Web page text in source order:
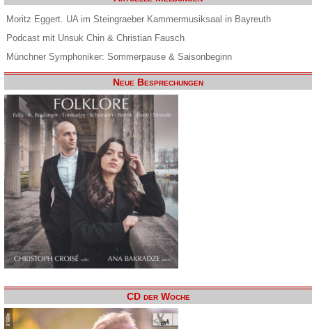
Moritz Eggert. UA im Steingraeber Kammermusiksaal in Bayreuth
Podcast mit Unsuk Chin & Christian Fausch
Münchner Symphoniker: Sommerpause & Saisonbeginn
Neue Besprechungen
CD der Woche